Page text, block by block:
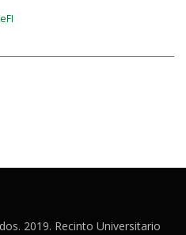
2019. Recinto Universitario